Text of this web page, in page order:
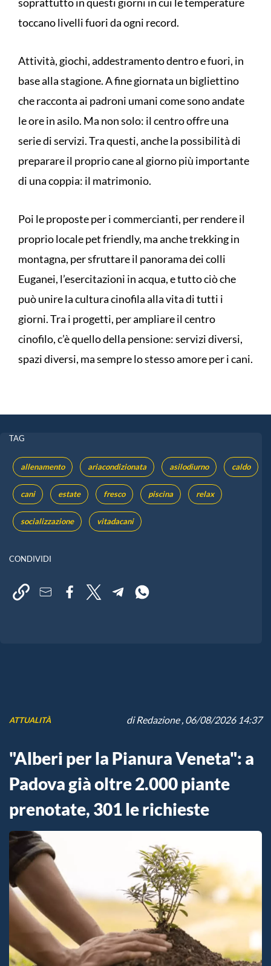
toccano livelli fuori da ogni record.
Attività, giochi, addestramento dentro e fuori, in
base alla stagione. A fine giornata un bigliettino
che racconta ai padroni umani come sono andate
le ore in asilo. Ma non solo: il centro offre una
serie di servizi. Tra questi, anche la possibilità di
preparare il proprio cane al giorno più importante
di una coppia: il matrimonio.
Poi le proposte per i commercianti, per rendere il
proprio locale pet friendly, ma anche trekking in
montagna, per sfruttare il panorama dei colli
Euganei, l’esercitazioni in acqua, e tutto ciò che
può unire la cultura cinofila alla vita di tutti i
giorni. Tra i progetti, per ampliare il centro
cinofilo, c’è quello della pensione: servizi diversi,
spazi diversi, ma sempre lo stesso amore per i cani.
TAG
allenamento ariacondizionata asilodiurno caldo
cani estate fresco piscina relax
socializzazione vitadacani
CONDIVIDI
ATTUALITÀ diRedazione, 06/08/2026 14:37
"Alberi per la Pianura Veneta": a
Padova già oltre 2.000 piante
prenotate, 301 le richieste